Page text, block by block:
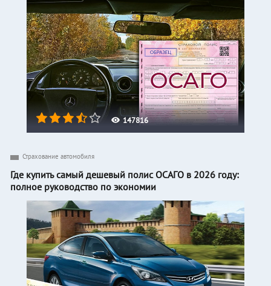
147816
Страхование автомобиля
Где купить самый дешевый полис ОСАГО в 2026 году:
полное руководство по экономии